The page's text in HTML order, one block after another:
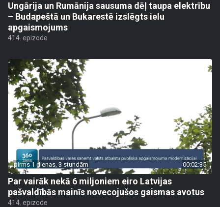
Ungārija un Rumānija sausuma dēļ taupa elektrību
– Budapeštā un Bukarestē izslēgts ielu
apgaismojums
414. epizode
pirms 1 dienas, 3 stundām 00:02:35
Par vairāk nekā 6 miljoniem eiro Latvijas
pašvaldībās mainīs novecojušos gaismas avotus
414. epizode